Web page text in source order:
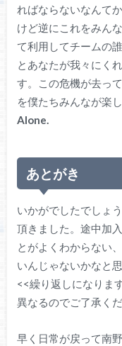
ればならないなんて
けど逆にこれをみん
て利用してチームの
とあなたが我々にく
す。この危機が去っ
を僕たちみんなが楽
Alone.
あとがき
いかがでしたでしょ
頂きました。途中加
とがよくわからない
いんじゃないかなと思
<<繰り返しになりま
異なるのでご了承く
早く日常が戻って南